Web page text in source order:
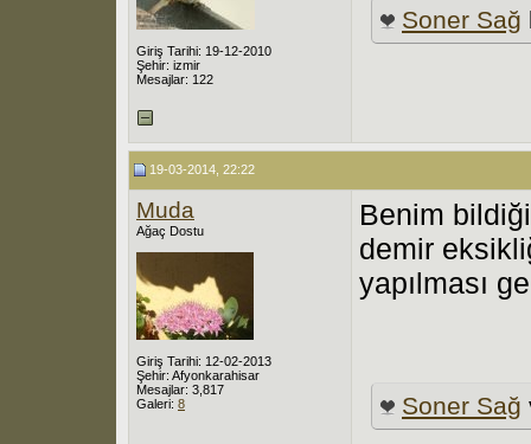
Giriş Tarihi: 19-12-2010
Şehir: izmir
Mesajlar: 122
Soner Sağ
19-03-2014, 22:22
Muda
Ağaç Dostu
Giriş Tarihi: 12-02-2013
Şehir: Afyonkarahisar
Mesajlar: 3,817
Galeri: 8
Benim
demir
yapılması
Soner Sağ